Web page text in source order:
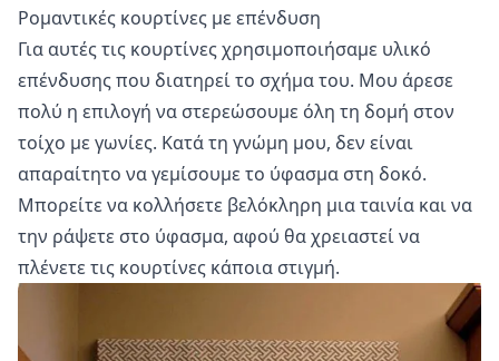
Ρομαντικές κουρτίνες με επένδυση
Για αυτές τις κουρτίνες χρησιμοποιήσαμε υλικό
επένδυσης που διατηρεί το σχήμα του. Μου άρεσε
πολύ η επιλογή να στερεώσουμε όλη τη δομή στον
τοίχο με γωνίες. Κατά τη γνώμη μου, δεν είναι
απαραίτητο να γεμίσουμε το ύφασμα στη δοκό.
Μπορείτε να κολλήσετε βελόκληρη μια ταινία και να
την ράψετε στο ύφασμα, αφού θα χρειαστεί να
πλένετε τις κουρτίνες κάποια στιγμή.